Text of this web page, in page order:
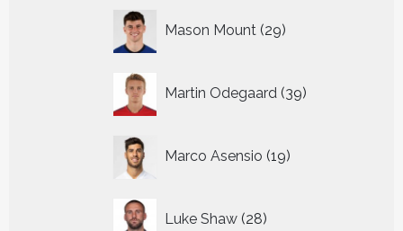
Mason Mount 29
producten
Martin Odegaard 39
producten
Marco Asensio 19
producten
Luke Shaw 28